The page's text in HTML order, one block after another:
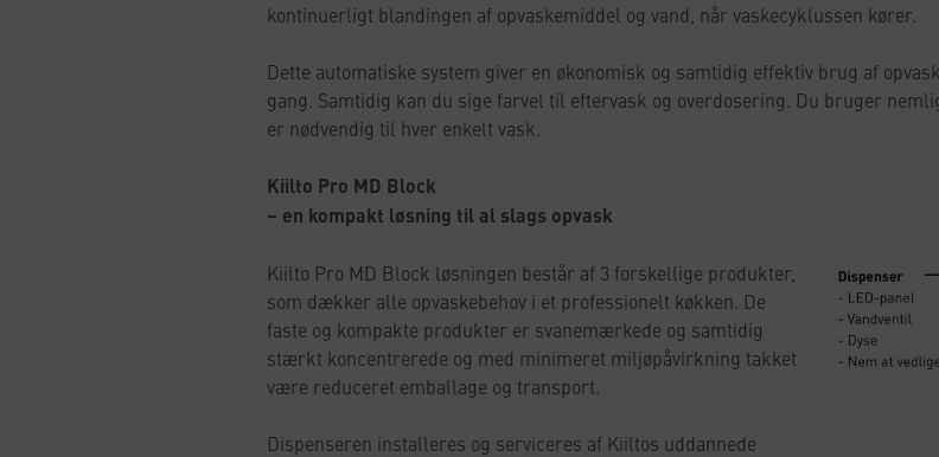
kontinuerligt blandingen af opvaskemiddel og vand, når vaskecyklussen kører.
Dette automatiske system giver en økonomisk og samtidig effektiv brug af
gang. Samtidig kan du sige farvel til eftervask og overdosering. Du bruger
er nødvendig til hver enkelt vask.
Kiilto Pro MD Block
– en kompakt løsning til al slags opvask
Kiilto Pro MD Block løsningen består af 3 forskellige produkter,
som dækker alle opvaskebehov i et professionelt køkken. De
faste og kompakte produkter er svanemærkede og samtidig
stærkt koncentrerede og med minimeret miljøpåvirkning takket
være reduceret emballage og transport.
Dispenseren installeres og serviceres af Kiiltos uddannede